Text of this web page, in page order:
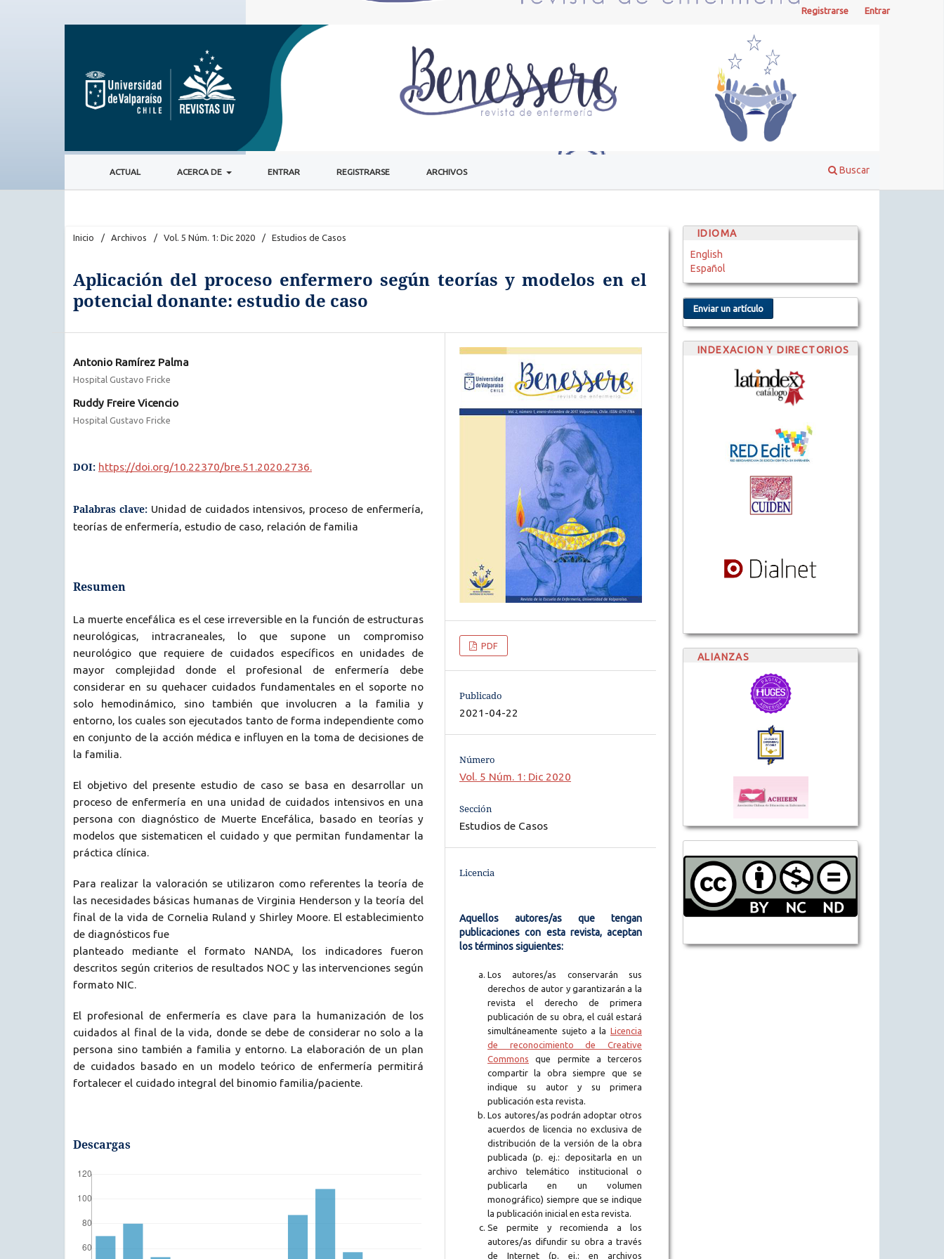
ACTUAL ACERCA DE ENTRAR REGISTRARSE ARCHIVOS Buscar
Registrarse Entrar
Inicio / Archivos / Vol. 5 Núm. 1: Dic 2020 / Estudios de Casos
Aplicación del proceso enfermero según teorías y modelos en el
potencial donante: estudio de caso
Antonio Ramírez Palma
Hospital Gustavo Fricke
Ruddy Freire Vicencio
Hospital Gustavo Fricke
DOI: https://doi.org/10.22370/bre.51.2020.2736.
Palabras clave: Unidad de cuidados intensivos, proceso de enfermería,
teorías de enfermería, estudio de caso, relación de familia
Resumen
La muerte encefálica es el cese irreversible en la función de estructuras
neurológicas, intracraneales, lo que supone un compromiso
neurológico que requiere de cuidados específicos en unidades de
mayor complejidad donde el profesional de enfermería debe
considerar en su quehacer cuidados fundamentales en el soporte no
solo hemodinámico, sino también que involucren a la familia y
entorno, los cuales son ejecutados tanto de forma independiente como
en conjunto de la acción médica e influyen en la toma de decisiones de
la familia.
El objetivo del presente estudio de caso se basa en desarrollar un
proceso de enfermería en una unidad de cuidados intensivos en una
persona con diagnóstico de Muerte Encefálica, basado en teorías y
modelos que sistematicen el cuidado y que permitan fundamentar la
práctica clínica.
Para realizar la valoración se utilizaron como referentes la teoría de
las necesidades básicas humanas de Virginia Henderson y la teoría del
final de la vida de Cornelia Ruland y Shirley Moore. El establecimiento
de diagnósticos fue
planteado mediante el formato NANDA, los indicadores fueron
descritos según criterios de resultados NOC y las intervenciones según
formato NIC.
El profesional de enfermería es clave para la humanización de los
cuidados al final de la vida, donde se debe de considerar no solo a la
persona sino también a familia y entorno. La elaboración de un plan
de cuidados basado en un modelo teórico de enfermería permitirá
fortalecer el cuidado integral del binomio familia/paciente.
Descargas
PDF
Publicado
2021-04-22
Número
Vol. 5 Núm. 1: Dic 2020
Sección
Estudios de Casos
Licencia
Aquellos autores/as que tengan
publicaciones con esta revista, aceptan
los términos siguientes:
Los autores/as conservarán sus
derechos de autor y garantizarán a la
revista el derecho de primera
publicación de su obra, el cuál estará
simultáneamente sujeto a la Licencia
de reconocimiento de Creative
Commons que permite a terceros
compartir la obra siempre que se
indique su autor y su primera
publicación esta revista.
Los autores/as podrán adoptar otros
acuerdos de licencia no exclusiva de
distribución de la versión de la obra
publicada (p. ej.: depositarla en un
archivo telemático institucional o
publicarla en un volumen
monográfico) siempre que se indique
la publicación inicial en esta revista.
Se permite y recomienda a los
autores/as difundir su obra a través
de Internet (p. ej.: en archivos
IDIOMA
English
Español
Enviar un artículo
INDEXACION Y DIRECTORIOS
ALIANZAS